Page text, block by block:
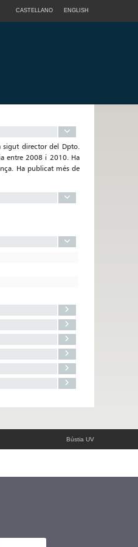
CASTELLANO ENGLISH
sigut director del Dpto.
entre 2008 i 2010. Ha
Ha publicat més de
Bústia UV